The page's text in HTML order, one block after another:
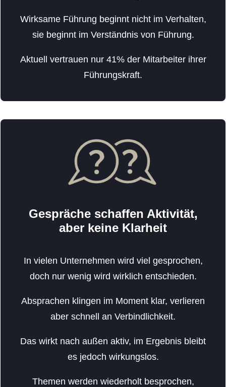
Wirksame Führung beginnt nicht im Verhalten,
sie beginnt im Verständnis von Führung.
Aktuell vertrauen nur 41% der Mitarbeiter ihrer
Führungskraft.
Gespräche schaffen Aktivität,
aber keine Klarheit
In vielen Unternehmen wird viel gesprochen,
doch nur wenig wird wirklich entschieden.
Absprachen klingen im Moment klar, verlieren
aber schnell an Verbindlichkeit.
Das wirkt nach außen aktiv, im Ergebnis bleibt
es jedoch wirkungslos.
Themen werden wiederholt besprochen,